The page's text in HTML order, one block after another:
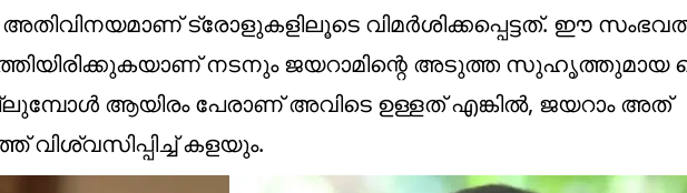
ട്രോളുകളിലൂടെ വിമര്‍ശിക്കപ്പെട്ടത്. ഈ
നടനും ജയറാമിന്റെ അടുത്ത
ആയിരം പേരാണ് അവിടെ ഉള്ളത് എങ്കില്‍, ജയറാം അത്
വിശ്വസിപ്പിച്ച് കളയും.